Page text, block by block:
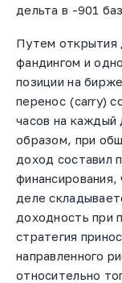
дельта в -901
Путем открытия
фандингом и
позиции на
перенос (carry)
часов на каждый
образом, при
доход составил
деле
доходность при
стратегия
направленного
относительно